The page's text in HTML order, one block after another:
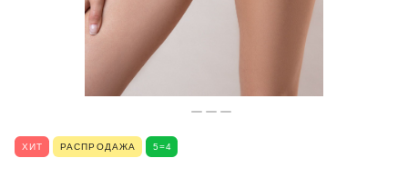
ХИТ РАСПРОДАЖА 5=4